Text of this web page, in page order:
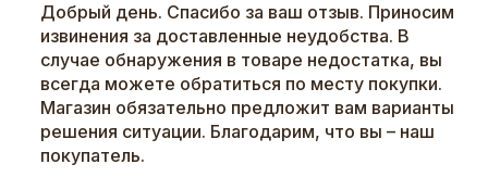
Добрый день. Спасибо за ваш отзыв. Приносим
извинения за доставленные неудобства. В
случае обнаружения в товаре недостатка, вы
всегда можете обратиться по месту покупки.
Магазин обязательно предложит вам варианты
решения ситуации. Благодарим, что вы – наш
покупатель.